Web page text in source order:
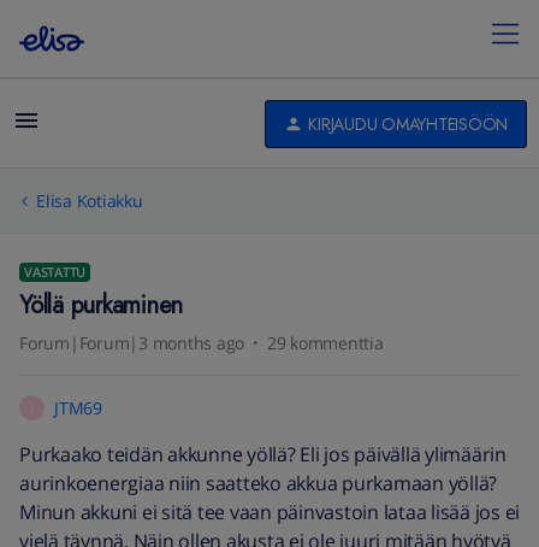
KIRJAUDU OMAYHTEISÖÖN
Elisa Kotiakku
VASTATTU
Yöllä purkaminen
Forum|Forum|3 months ago 29 kommenttia
JTM69
Purkaako teidän akkunne yöllä? Eli jos päivällä ylimäärin
aurinkoenergiaa niin saatteko akkua purkamaan yöllä?
Minun akkuni ei sitä tee vaan päinvastoin lataa lisää jos ei
vielä täynnä. Näin ollen akusta ei ole juuri mitään hyötyä